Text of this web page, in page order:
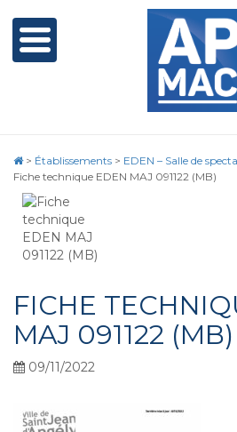
> Établissements > EDEN – Salle de
Fiche technique EDEN MAJ 091122 (MB)
FICHE
MAJ 091122 (MB)
09/11/2022